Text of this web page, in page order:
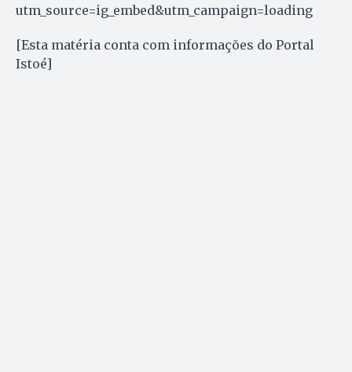
utm_source=ig_embed&utm_campaign=loading
[Esta matéria conta com informações do Portal
Istoé]